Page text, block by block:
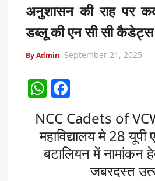
अनुशासन की राह पर
डब्लू की एन सी सी कैडेट्स
By Admin September 21, 2025
W
h
at
s
A
a
c
e
b
NCC Cadets of
महाविद्यालय मे 28 यूपी
बटालियन में नामांकन
जबरदस्त